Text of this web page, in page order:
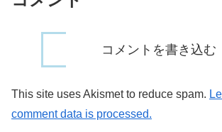
コメントを書き込む
This site uses Akismet to reduce spam.
comment data is processed.